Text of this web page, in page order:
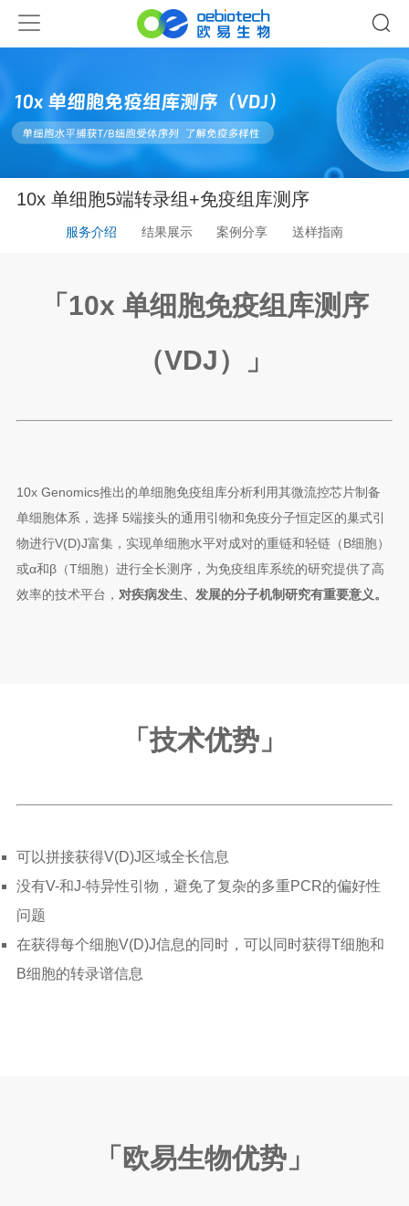
10x 单细胞5端转录组+免疫组库测序
服务介绍 结果展示 案例分享 送样指南
「10x 单细胞免疫组库测序
（VDJ）
」
10x Genomics推出的单细胞免疫组库分析利用其微流控芯片制备
单细胞体系，选择 5端接头的通用引物和免疫分子恒定区的巢式引
物进行V(D)J富集，实现单细胞水平对成对的重链和轻链（B细胞）
或α和β（T细胞）进行全长测序，为免疫组库系统的研究提供了高
效率的技术平台， 对疾病发生、发展的分子机制研究有重要意义。
「技术优势 」
可以拼接获得V(D)J区域全长信息
没有V-和J-特异性引物，避免了复杂的多重PCR的偏好性
问题
在获得每个细胞V(D)J信息的同时，可以同时获得T细胞和
B细胞的转录谱信息
「欧易生物优势 」